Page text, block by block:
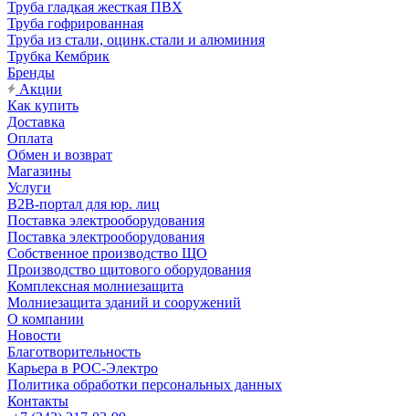
Труба гладкая жесткая ПВХ
Труба гофрированная
Труба из стали, оцинк.стали и алюминия
Трубка Кембрик
Бренды
Акции
Как купить
Доставка
Оплата
Обмен и возврат
Магазины
Услуги
B2B-портал для юр. лиц
Поставка электрооборудования
Поставка электрооборудования
Собственное производство ЩО
Производство щитового оборудования
Комплексная молниезащита
Молниезащита зданий и сооружений
О компании
Новости
Благотворительность
Карьера в РОС-Электро
Политика обработки персональных данных
Контакты